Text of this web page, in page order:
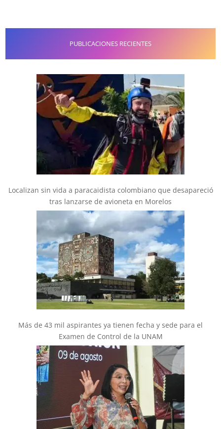
PUBLICACIONES RECIENTES
Localizan sin vida a paracaidista colombiano que desapareció
tras lanzarse de avioneta en Morelos
Más de 43 mil aspirantes ya tienen fecha y sede para el
Examen de Control de la UNAM